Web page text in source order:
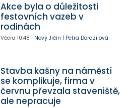
Akce byla o důležitosti
festovních vazeb v
rodinách
Včera 10:48 | Nový Jičín | Petra Dorazilová
Stavba kašny na náměstí
se komplikuje, firma v
červnu převzala staveniště,
ale nepracuje